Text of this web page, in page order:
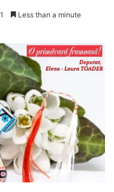
Less than a minute